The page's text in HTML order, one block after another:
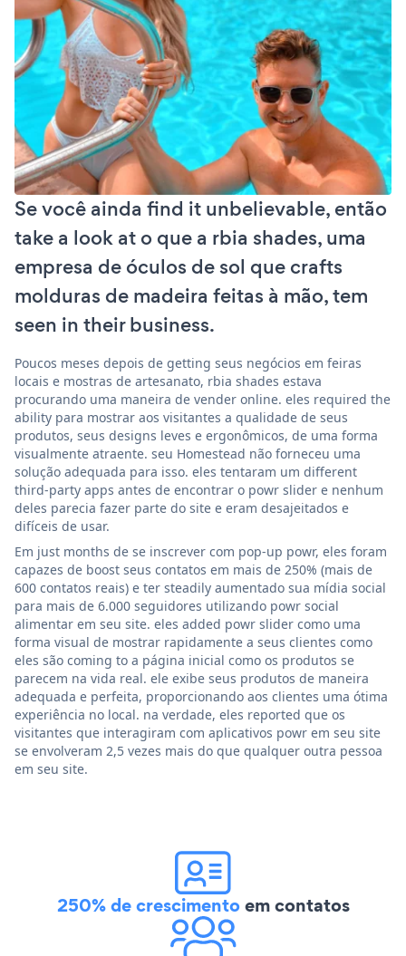
Se você ainda find it unbelievable, então
take a look at o que a rbia shades, uma
empresa de óculos de sol que crafts
molduras de madeira feitas à mão, tem
seen in their business.
Poucos meses depois de getting seus negócios em feiras
locais e mostras de artesanato, rbia shades estava
procurando uma maneira de vender online. eles required the
ability para mostrar aos visitantes a qualidade de seus
produtos, seus designs leves e ergonômicos, de uma forma
visualmente atraente. seu Homestead não forneceu uma
solução adequada para isso. eles tentaram um different
third-party apps antes de encontrar o powr slider e nenhum
deles parecia fazer parte do site e eram desajeitados e
difíceis de usar.
Em just months de se inscrever com pop-up powr, eles foram
capazes de boost seus contatos em mais de 250% (mais de
600 contatos reais) e ter steadily aumentado sua mídia social
para mais de 6.000 seguidores utilizando powr social
alimentar em seu site. eles added powr slider como uma
forma visual de mostrar rapidamente a seus clientes como
eles são coming to a página inicial como os produtos se
parecem na vida real. ele exibe seus produtos de maneira
adequada e perfeita, proporcionando aos clientes uma ótima
experiência no local. na verdade, eles reported que os
visitantes que interagiram com aplicativos powr em seu site
se envolveram 2,5 vezes mais do que qualquer outra pessoa
em seu site.
250% de crescimentoem contatos